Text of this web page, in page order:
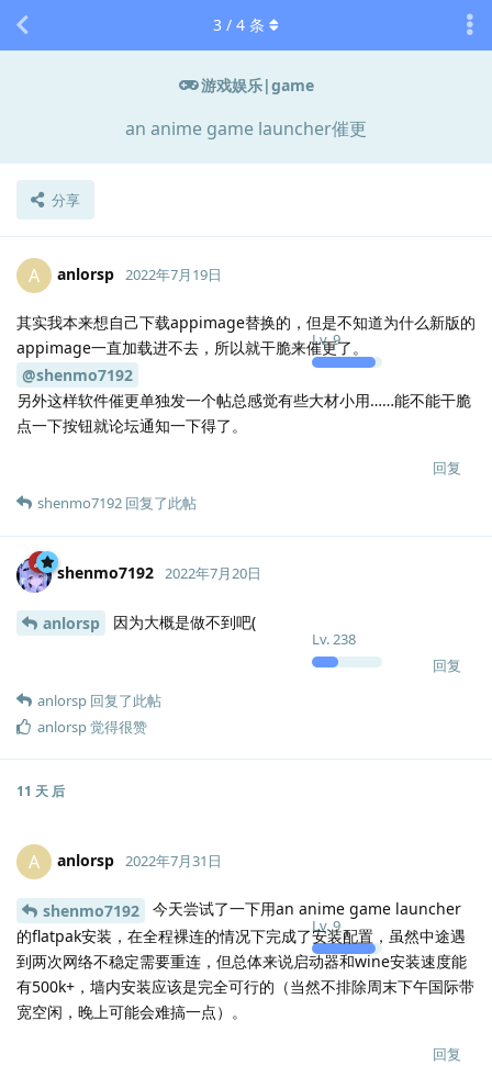
游戏娱乐|game
an anime game launcher催更
分享
3 / 4 条
A anlorsp
Lv.9
2022年7月19日
其实我本来想自己下载appimage替换的，但是不知道为什么新版的
appimage一直加载进不去，所以就干脆来催更了。
@shenmo7192
另外这样软件催更单独发一个帖总感觉有些大材小用……能不能干脆
点一下按钮就论坛通知一下得了。
回复
shenmo7192 回复了此帖
shenmo7192
Lv. 238
2022年7月20日
anlorsp 因为大概是做不到吧(
回复
anlorsp 回复了此帖
anlorsp觉得很赞
11 天 后
A anlorsp
Lv.9
2022年7月31日
shenmo7192
今天尝试了一下用an anime game launcher
的flatpak安装，在全程裸连的情况下完成了安装配置，虽然中途遇
到两次网络不稳定需要重连，但总体来说启动器和wine安装速度能
有500k+，墙内安装应该是完全可行的（当然不排除周末下午国际带
宽空闲，晚上可能会难搞一点）。
回复